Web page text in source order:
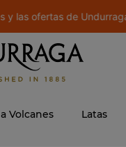
y las ofertas de
Volcanes Latas